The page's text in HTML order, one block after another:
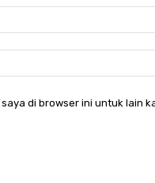
di browser ini untuk lain